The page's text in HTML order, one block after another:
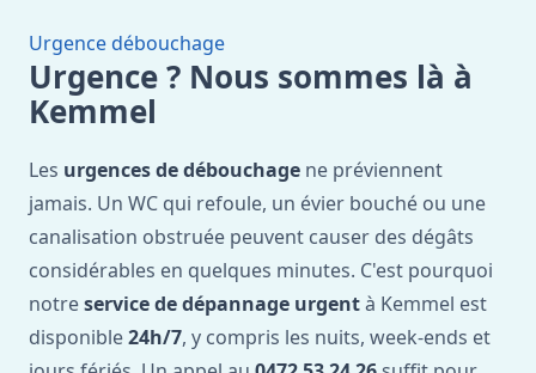
Urgence débouchage
Urgence ? Nous sommes là à
Kemmel
Les urgences de débouchage ne préviennent
jamais. Un WC qui refoule, un évier bouché ou une
canalisation obstruée peuvent causer des dégâts
considérables en quelques minutes. C'est pourquoi
notreservice de dépannage urgentà Kemmel est
disponible24h/7, y compris les nuits, week-ends et